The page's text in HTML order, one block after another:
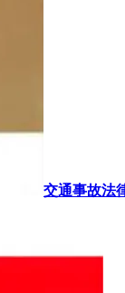
交通事故法